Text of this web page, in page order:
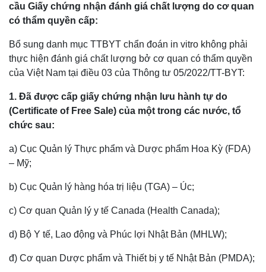
cầu Giấy chứng nhận đánh giá chất lượng do cơ quan
có thẩm quyền cấp:
Bổ sung danh mục TTBYT chẩn đoán in vitro không phải
thực hiện đánh giá chất lượng bở cơ quan có thẩm quyền
của Việt Nam tại điều 03 của Thông tư 05/2022/TT-BYT:
1. Đã được cấp giấy chứng nhận lưu hành tự do
(Certificate of Free Sale) của một trong các nước, tổ
chức sau:
a) Cục Quản lý Thực phẩm và Dược phẩm Hoa Kỳ (FDA)
– Mỹ;
b) Cục Quản lý hàng hóa trị liệu (TGA) – Úc;
c) Cơ quan Quản lý y tế Canada (Health Canada);
d) Bộ Y tế, Lao động và Phúc lợi Nhật Bản (MHLW);
đ) Cơ quan Dược phẩm và Thiết bị y tế Nhật Bản (PMDA);